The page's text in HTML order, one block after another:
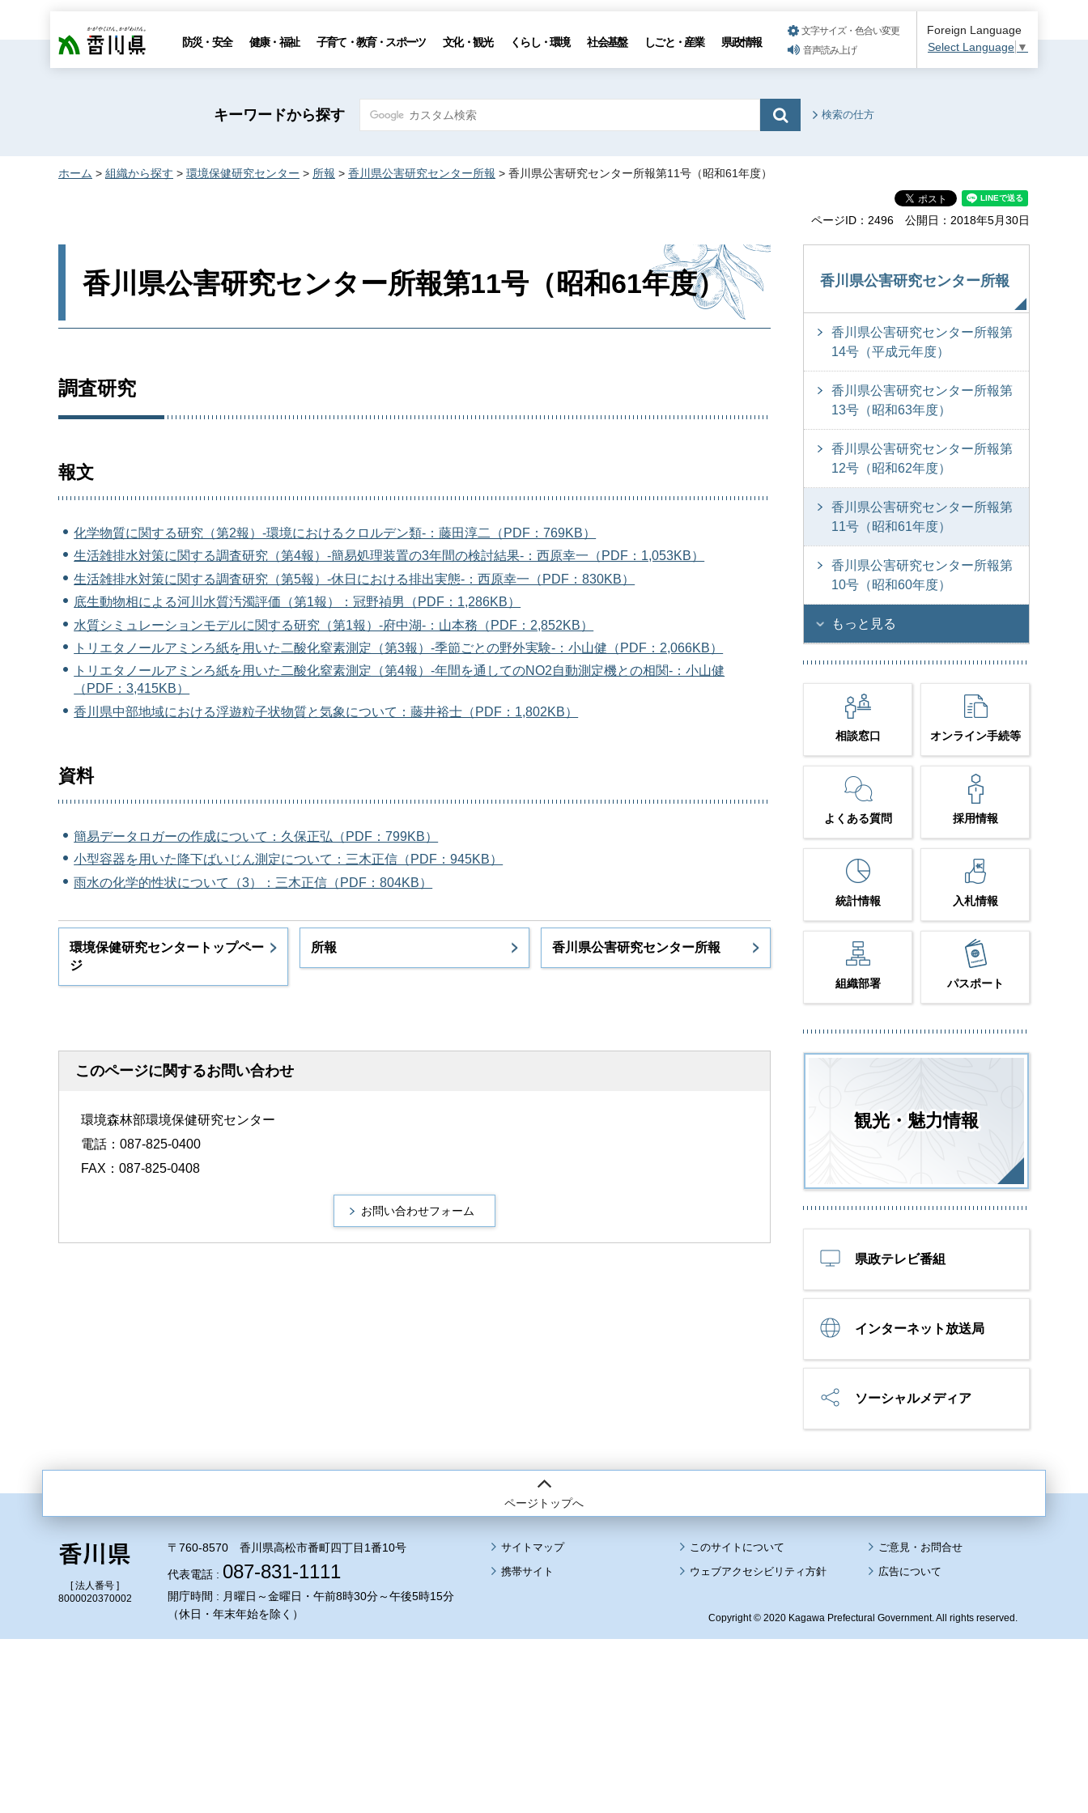
香川県 防災・安全 健康・福祉 子育て・教育・スポーツ 文化・観光 くらし・環境 社会基盤 しごと・産業 県政情報
文字サイズ・色合い変更
音声読み上げ
Foreign Language
Select Language ▼
キーワードから探す 検索の仕方
ホーム > 組織から探す > 環境保健研究センター > 所報 > 香川県公害研究センター所報 > 香川県公害研究センター所報第11号（昭和61年度）
ページID：2496 公開日：2018年5月30日
香川県公害研究センター所報第11号（昭和61年度）
調査研究
報文
化学物質に関する研究（第2報）-環境におけるクロルデン類-：藤田淳二（PDF：769KB）
生活雑排水対策に関する調査研究（第4報）-簡易処理装置の3年間の検討結果-：西原幸一（PDF：1,053KB）
生活雑排水対策に関する調査研究（第5報）-休日における排出実態-：西原幸一（PDF：830KB）
底生動物相による河川水質汚濁評価（第1報）：冠野禎男（PDF：1,286KB）
水質シミュレーションモデルに関する研究（第1報）-府中湖-：山本務（PDF：2,852KB）
トリエタノールアミンろ紙を用いた二酸化窒素測定（第3報）-季節ごとの野外実験-：小山健（PDF：2,066KB）
トリエタノールアミンろ紙を用いた二酸化窒素測定（第4報）-年間を通してのNO2自動測定機との相関-：小山健
（PDF：3,415KB）
香川県中部地域における浮遊粒子状物質と気象について：藤井裕士（PDF：1,802KB）
資料
簡易データロガーの作成について：久保正弘（PDF：799KB）
小型容器を用いた降下ばいじん測定について：三木正信（PDF：945KB）
雨水の化学的性状について（3）：三木正信（PDF：804KB）
環境保健研究センタートップペー
ジ
所報 香川県公害研究センター所報
このページに関するお問い合わせ
環境森林部環境保健研究センター
電話：087-825-0400
FAX：087-825-0408
香川県公害研究センター所報
香川県公害研究センター所報第
14号（平成元年度）
香川県公害研究センター所報第
13号（昭和63年度）
香川県公害研究センター所報第
12号（昭和62年度）
香川県公害研究センター所報第
11号（昭和61年度）
香川県公害研究センター所報第
10号（昭和60年度）
もっと見る
相談窓口 オンライン手続等
よくある質問 採用情報
統計情報 入札情報
組織部署 パスポート
観光・魅力情報
県政テレビ番組
インターネット放送局
ソーシャルメディア
ページトップへ
[ 法人番号 ]
8000020370002
〒760-8570 香川県高松市番町四丁目1番10号
代表電話 : 087-831-1111
開庁時間 : 月曜日～金曜日・午前8時30分～午後5時15分
（休日・年末年始を除く）
サイトマップ
このサイトについて
携帯サイト
ウェブアクセシビリティ方針 広告について
Copyright © 2020 Kagawa Prefectural Government. All rights reserved.